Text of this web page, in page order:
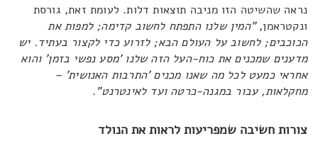
נראה שהשיטה הזו מניבה תוצאות דלות. לעומת זאת, גורסת
ונקטראמן,"המין שלנו התפתח לחשוב קדימה; למפות את
הכוכבים; לחשוב על העולם הבא; לזרוע כדי לקצור בעתיד. יש
מדענים שמכנים את כוח-העל הזה שלנו 'מסע נפשי בזמן' והוא
אחראי כמעט לכל מה שאנו מכנים 'התרבות האנושית' –
מחקלאות, עבור במגנה-כרטה ועד לאינטרנט".
צורות חשיבה שמפריעות לראות את הנולד